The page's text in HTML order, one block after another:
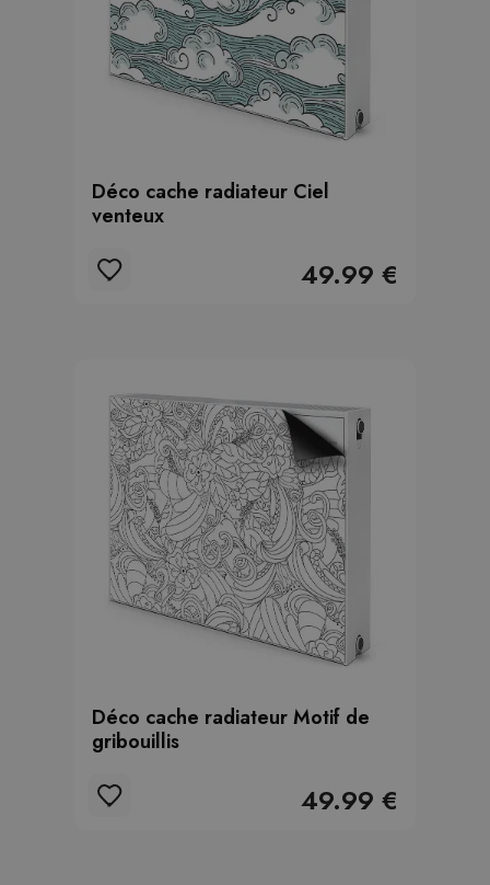
Déco cache radiateur Ciel
venteux
49.99 €
Déco cache radiateur Motif de
gribouillis
49.99 €